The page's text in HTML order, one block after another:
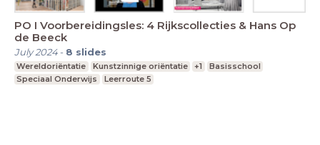
PO I Voorbereidingsles: 4 Rijkscollecties & Hans Op
de Beeck
July 2024- 8 slides
Wereldoriëntatie Kunstzinnige oriëntatie +1
Basisschool
Speciaal Onderwijs
Leerroute 5